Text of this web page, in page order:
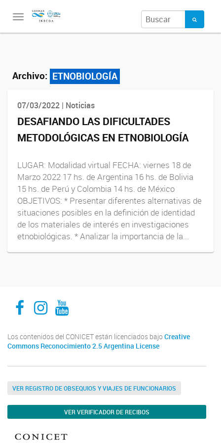
Toggle
Archivo: ETNOBIOLOGÍA
07/03/2022 | Noticias
DESAFIANDO LAS DIFICULTADES
METODOLÓGICAS EN ETNOBIOLOGÍA
LUGAR: Modalidad virtual FECHA: viernes 18 de
Marzo 2022 17 hs. de Argentina 16 hs. de Bolivia
15 hs. de Perú y Colombia 14 hs. de México
OBJETIVOS: * Presentar diferentes alternativas de
situaciones posibles en la definición de identidad
de los materiales de interés en investigaciones
etnobiológicas. * Analizar la importancia de la...
INECOA CONICET UNJuINECOA CONICET UNJuINECOA CONICET UNJu
Los contenidos del CONICET están licenciados bajo Creative
Commons Reconocimiento 2.5 Argentina License
VER REGISTRO DE OBSEQUIOS Y VIAJES DE FUNCIONARIOS
VER VERIFICADOR DE RECIBOS